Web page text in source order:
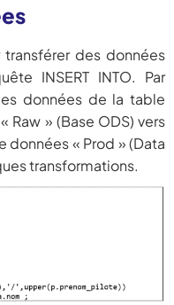
des données
INSERT INTO. Par
données de la table
Raw » (Base ODS) vers
données « Prod » (Data
transformations.